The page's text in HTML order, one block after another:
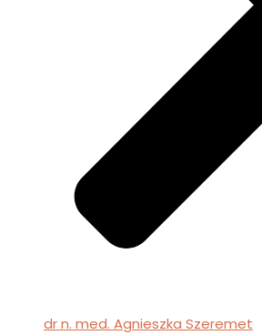
dr n. med. Agnieszka Szeremet